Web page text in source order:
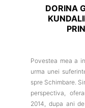
DORINA
Povestea mea a
urma unei
spre Schimbare. Singura, cu 2 copii, am ales Italia ca o alta
perspectiva,
2014, dupa ani